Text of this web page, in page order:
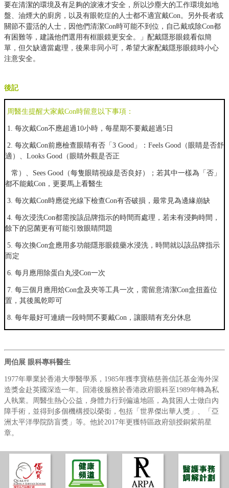
要在清潔的環境及有足夠的淚液才安全，所以沙塵大的工作環境如地
盤、油煙大的廚房，以及有眼乾症的人士都不適宜戴Con 。另外長者或
關節不靈活的人士，因他們清潔Con 時可能不到位，自己戴或除Con都
有困難等，建議他們選用有框眼鏡更安全。」配戴隱形眼鏡看似簡
單，但欠缺適當處理，後果非同小可，希望大家配戴隱形眼鏡時小心
注意安全。
後記
周醫生提醒大家戴Con 時留意以下事項：
1. 每次戴Con不應超過10小時，每星期不要戴超過5 日
2. 每次戴Con前應檢查眼睛有否「 3 Good 」： Feels Good
（眼睛是否舒
適）、 Looks Good （眼睛外觀是否正
常）、 Sees Good
（每隻眼睛視線是否良好）；若其中一樣為「否」
都不能戴Con ，更要馬上看醫生
3. 每次戴Con 時應從光線下檢查Con有否破損，最常見為邊緣崩缺
4. 每次浸洗Con都需按該品牌指示的時間而處理，若未有浸夠時間，
餘下的惡菌更有可能引致眼睛問題
5. 每次換Con盒應用多功能隱形眼鏡藥水浸洗，時間就以該品牌指示
而定
6. 每月應用除蛋白丸浸Con一次
7. 每三個月應用烚Con盒及夾等工具一次，需留意清潔Con盒扭蓋位
置，其後風乾即可
8. 每年最好可連續一段時間不要戴Con ，讓眼睛有充分休息
周伯展 眼科專科醫生
1977年畢業於香港大學醫學系， 1985年獲李寶樁慈善信託基金海外深
造獎金赴英國深造一年。回港後服務於香港政府眼科至 1989年轉為私
人執業。周醫生熱心公益，身體力行到偏遠地區，為貧困人士做白內
障手術，並得到多個機構授以榮銜，包括「世界傑出華人獎」、「亞
洲太平洋學院防盲獎」等。他於2017年更獲特區政府頒授銅紫荊星
章。